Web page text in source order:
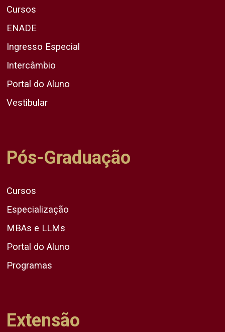
Cursos
ENADE
Ingresso Especial
Intercâmbio
Portal do Aluno
Vestibular
Pós-Graduação
Cursos
Especialização
MBAs e LLMs
Portal do Aluno
Programas
Extensão